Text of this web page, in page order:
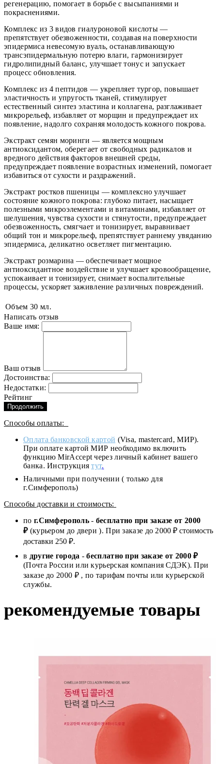
регенерацию, помогает в борьбе с высыпаниями и
покраснениями.
Комплекс из 3 видов гиалуроновой кислоты —
препятствует обезвоженности, создавая на поверхности
эпидермиса невесомую вуаль, останавливающую
трансэпидермальную потерю влаги, гармонизирует
гидролипидный баланс, улучшает тонус и запускает
процесс обновления.
Комплекс из 4 пептидов — укрепляет тургор, повышает
эластичность и упругость тканей, стимулирует
естественный синтез эластина и коллагена, разглаживает
микрорельеф, избавляет от морщин и предупреждает их
появление, надолго сохраняя молодость кожного покрова.
Экстракт семян моринги — является мощным
антиоксидантом, оберегает от свободных радикалов и
вредного действия факторов внешней среды,
предупреждает появление возрастных изменений, помогает
избавиться от сухости и раздражений.
Экстракт ростков пшеницы — комплексно улучшает
состояние кожного покрова: глубоко питает, насыщает
полезными микроэлементами и витаминами, избавляет от
шелушения, чувства сухости и стянутости, предупреждает
обезвоженность, смягчает и тонизирует, выравнивает
общий тон и микрорельеф, препятствует раннему увяданию
эпидермиса, деликатно осветляет пигментацию.
Экстракт розмарина — обеспечивает мощное
антиоксидантное воздействие и улучшает кровообращение,
успокаивает и тонизирует, снимает воспалительные
процессы, ускоряет заживление различных повреждений.
Объем 30 мл.
Написать отзыв
Ваше имя:
Ваш отзыв
Достоинства:
Недостатки:
Рейтинг
Продолжить
Способы оплаты:
Оплата банковской картой (Visa, mastercard, МИР).
При оплате картой МИР необходимо включить
функцию MirAccept через личный кабинет вашего
банка. Инструкциятут.
Наличными при получении ( только для
г.Симферополь)
Способы доставки и стоимость:
по г.Симферополь- бесплатно при заказе от 2000
₽(курьером до двери ). При заказе до 2000 ₽ стоимость
доставки 250 ₽.
в другие города -бесплатно при заказе от 2000 ₽
(Почта России или курьерская компания СДЭК). При
заказе до 2000 ₽ , по тарифам почты или курьерской
службы.
рекомендуемые товары